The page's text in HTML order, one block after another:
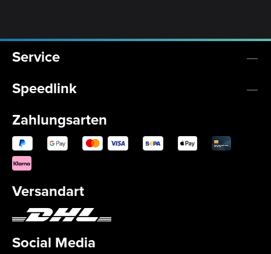
Service
Speedlink
Zahlungsarten
Versandart
Social Media